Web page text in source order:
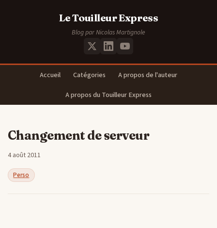
Le Touilleur Express
Blog par Nicolas Martignole
Accueil Catégories
A propos de l'auteur
A propos du Touilleur Express
Changement de serveur
4 août 2011
Perso